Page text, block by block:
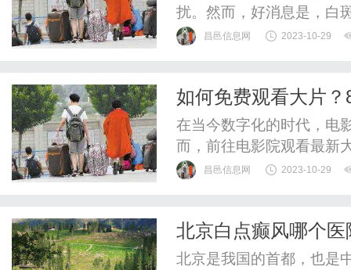
扰。然而，好消息是，白
过程。白斑，也称为白癜
患有白斑时，可能会感到
昌邑信息网 2023-10-29
如何免费观看大片
在当今数字化的时代，电
而，前往电影院观看最新
运的是，现在有一个名为
片等等。只需在浏览器中
昌邑信息网 2023-10-29
北京白点癫风哪个
北京是我国的首都，也是